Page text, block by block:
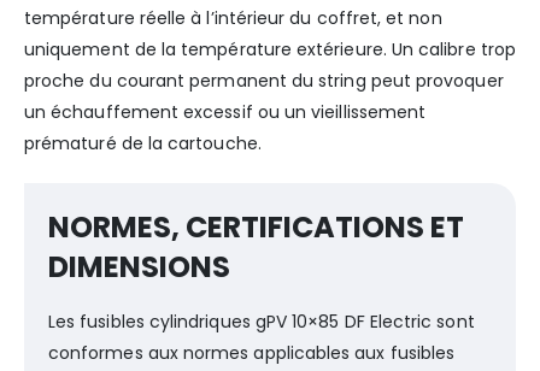
température réelle à l’intérieur du coffret, et non
uniquement de la température extérieure. Un calibre trop
proche du courant permanent du string peut provoquer
un échauffement excessif ou un vieillissement
prématuré de la cartouche.
NORMES, CERTIFICATIONS ET
DIMENSIONS
Les fusibles cylindriques gPV 10×85 DF Electric sont
conformes aux normes applicables aux fusibles